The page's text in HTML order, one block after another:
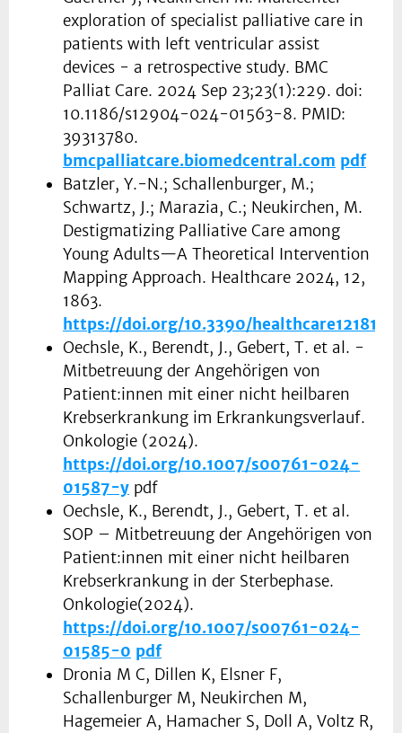
exploration of specialist palliative care in
patients with left ventricular assist
devices - a retrospective study. BMC
Palliat Care. 2024 Sep 23;23(1):229. doi:
10.1186/s12904-024-01563-8. PMID:
39313780.
bmcpalliatcare.biomedcentral.com pdf
Batzler, Y.-N.; Schallenburger, M.;
Schwartz, J.; Marazia, C.; Neukirchen, M.
Destigmatizing Palliative Care among
Young Adults—A Theoretical Intervention
Mapping Approach. Healthcare 2024, 12,
1863.
https://doi.org/10.3390/
Oechsle, K., Berendt, J., Gebert, T. et al. -
Mitbetreuung der Angehörigen von
Patient:innen mit einer nicht heilbaren
Krebserkrankung im Erkrankungsverlauf.
Onkologie (2024).
https://doi.org/10.1007/s00761-024-
01587-y pdf
Oechsle, K., Berendt, J., Gebert, T. et al.
SOP – Mitbetreuung der Angehörigen von
Patient:innen mit einer nicht heilbaren
Krebserkrankung in der Sterbephase.
Onkologie(2024).
https://doi.org/10.1007/s00761-024-
01585-0 pdf
Dronia M C, Dillen K, Elsner F,
Schallenburger M, Neukirchen M,
Hagemeier A, Hamacher S, Doll A, Voltz R,